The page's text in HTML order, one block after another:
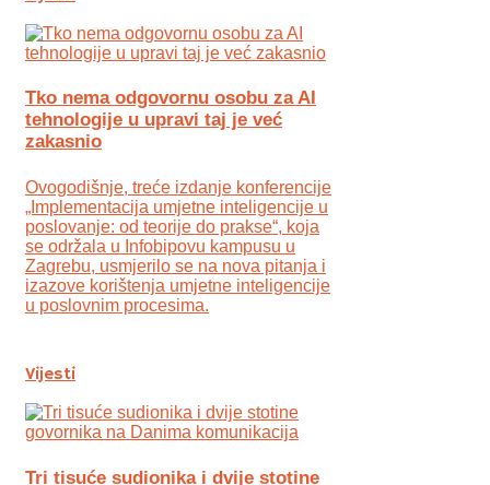
Tko nema odgovornu osobu za AI
tehnologije u upravi taj je već
zakasnio
Ovogodišnje, treće izdanje konferencije
„Implementacija umjetne inteligencije u
poslovanje: od teorije do prakse“, koja
se održala u Infobipovu kampusu u
Zagrebu, usmjerilo se na nova pitanja i
izazove korištenja umjetne inteligencije
u poslovnim procesima.
Vijesti
Tri tisuće sudionika i dvije stotine